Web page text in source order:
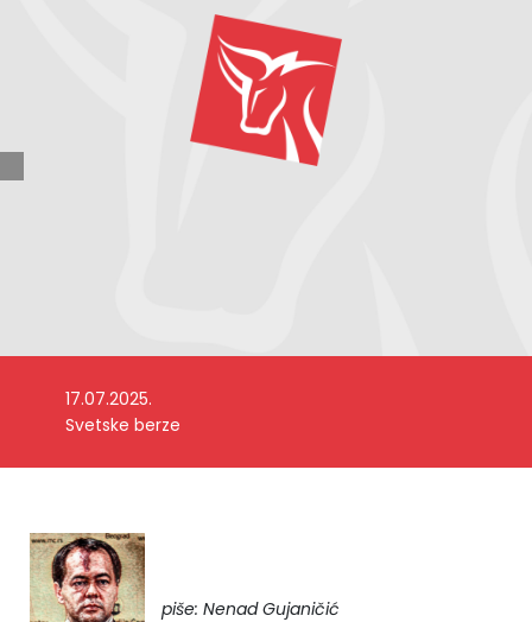
17.07.2025.
Svetske berze
piše: Nenad Gujaničić